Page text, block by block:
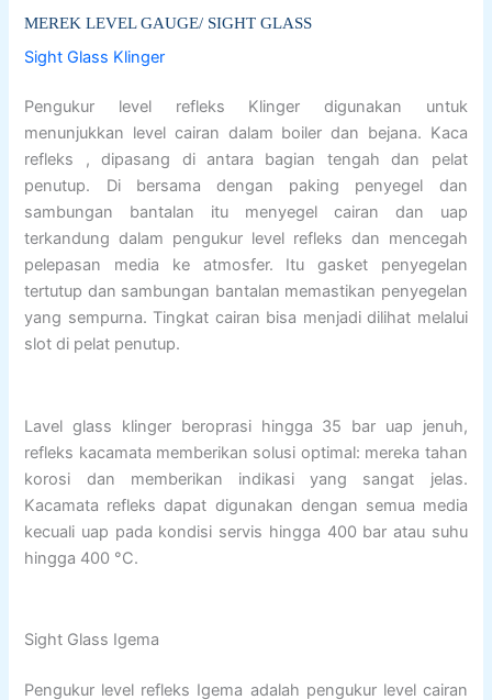
MEREK LEVEL GAUGE/ SIGHT GLASS
Sight Glass Klinger
Pengukur level refleks Klinger digunakan untuk
menunjukkan level cairan dalam boiler dan bejana. Kaca
refleks , dipasang di antara bagian tengah dan pelat
penutup. Di bersama dengan paking penyegel dan
sambungan bantalan itu menyegel cairan dan uap
terkandung dalam pengukur level refleks dan mencegah
pelepasan media ke atmosfer. Itu gasket penyegelan
tertutup dan sambungan bantalan memastikan penyegelan
yang sempurna. Tingkat cairan bisa menjadi dilihat melalui
slot di pelat penutup.
Lavel glass klinger beroprasi hingga 35 bar uap jenuh,
refleks kacamata memberikan solusi optimal: mereka tahan
korosi dan memberikan indikasi yang sangat jelas.
Kacamata refleks dapat digunakan dengan semua media
kecuali uap pada kondisi servis hingga 400 bar atau suhu
hingga 400 °C.
Sight Glass Igema
Pengukur level refleks Igema adalah pengukur level cairan